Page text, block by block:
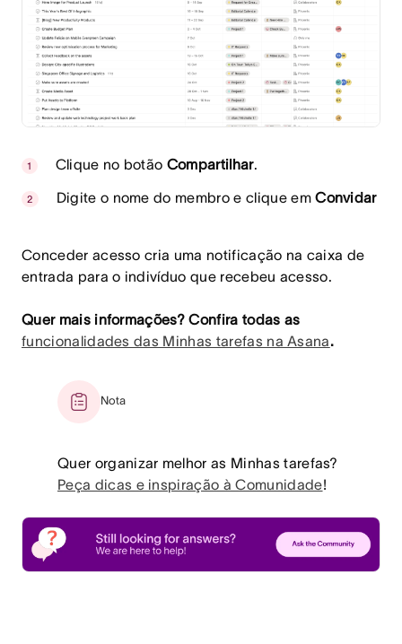
Clique no botão Compartilhar.
Digite o nome do membro e clique emConvidar
Conceder acesso cria uma notificação na caixa de
entrada para o indivíduo que recebeu acesso.
Quer mais informações? Confira todas as
funcionalidades das Minhas tarefas na Asana.
Nota
Quer organizar melhor as Minhas tarefas?
Peça dicas e inspiração à Comunidade!